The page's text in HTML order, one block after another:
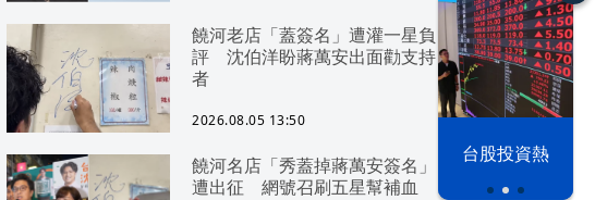
之下
台股投資熱
饒河老店「蓋簽名」遭灌一星負
評 沈伯洋盼蔣萬安出面勸支持
者
2026.08.05 13:50
饒河名店「秀蓋掉蔣萬安簽名」
遭出征 網號召刷五星幫補血